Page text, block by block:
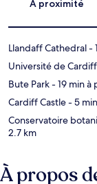
À proximité
Llandaff Cathedral-
Université de Cardiff
Bute Park- 19 min à
Cardiff Castle- 5
Conservatoire
2.7 km
À propos